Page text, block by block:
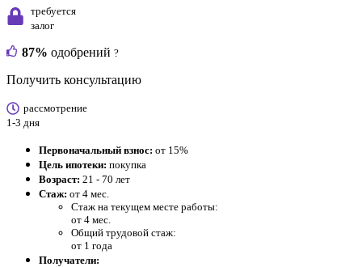
требуется
залог
87% одобрений ?
Получить консультацию
рассмотрение
1-3 дня
Первоначальный взнос: от 15%
Цель ипотеки: покупка
Возраст: 21 - 70 лет
Стаж: от 4 мес.
Стаж на текущем месте работы:
от 4 мес.
Общий трудовой стаж:
от 1 года
Получатели: